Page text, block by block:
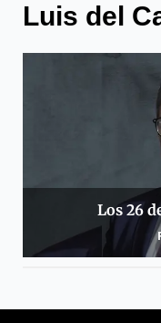
Luis del
Los 26